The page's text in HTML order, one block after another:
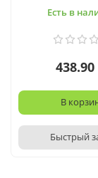
Есть в
438.90
В
Быстрый